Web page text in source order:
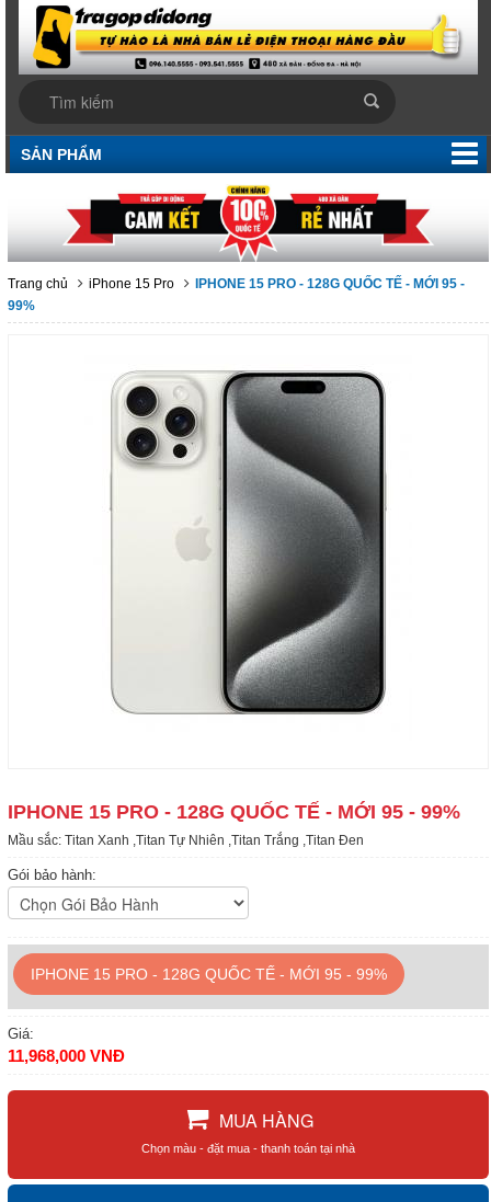
SẢN PHẨM
Trang chủ iPhone 15 Pro
IPHONE 15 PRO - 128G QUỐC TẾ - MỚI 95 -
99%
IPHONE 15 PRO - 128G QUỐC TẾ - MỚI 95 - 99%
Mầu sắc: Titan Xanh ,Titan Tự Nhiên ,Titan Trắng ,Titan Đen
Gói bảo hành:
IPHONE 15 PRO - 128G QUỐC TẾ - MỚI 95 - 99%
Giá:
11,968,000 VNĐ
Chọn màu - đặt mua - thanh toán tại nhà